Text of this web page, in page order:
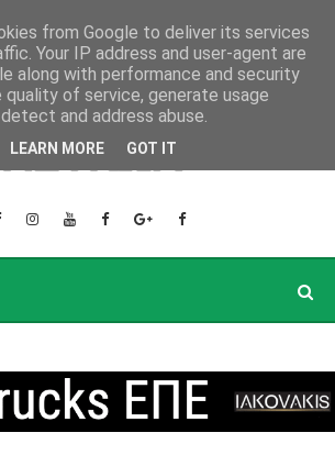
from Google to deliver its services
Your IP address and user-agent are
along with performance and security
of service, generate usage
and address abuse.
LEARN MORE GOT IT